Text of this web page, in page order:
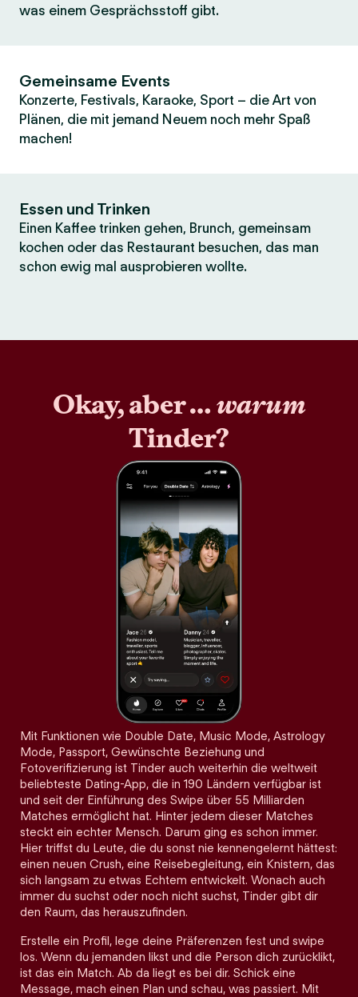
was einem Gesprächsstoff gibt.
Gemeinsame Events
Konzerte, Festivals, Karaoke, Sport – die Art von
Plänen, die mit jemand Neuem noch mehr Spaß
machen!
Essen und Trinken
Einen Kaffee trinken gehen, Brunch, gemeinsam
kochen oder das Restaurant besuchen, das man
schon ewig mal ausprobieren wollte.
Okay, aber …warum
Tinder?
Mit Funktionen wie Double Date, Music Mode, Astrology
Mode, Passport, Gewünschte Beziehung und
Fotoverifizierung ist Tinder auch weiterhin die weltweit
beliebteste Dating-App, die in 190 Ländern verfügbar ist
und seit der Einführung des Swipe über 55 Milliarden
Matches ermöglicht hat. Hinter jedem dieser Matches
steckt ein echter Mensch. Darum ging es schon immer.
Hier triffst du Leute, die du sonst nie kennengelernt hättest:
einen neuen Crush, eine Reisebegleitung, ein Knistern, das
sich langsam zu etwas Echtem entwickelt. Wonach auch
immer du suchst oder noch nicht suchst, Tinder gibt dir
den Raum, das herauszufinden.
Erstelle ein Profil, lege deine Präferenzen fest und swipe
los. Wenn du jemanden likst und die Person dich zurücklikt,
ist das ein Match. Ab da liegt es bei dir. Schick eine
Message, mach einen Plan und schau, was passiert. Mit